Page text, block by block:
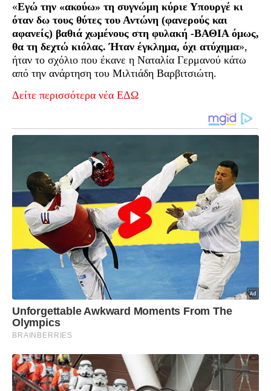
«Εγώ την «ακούω» τη συγνώμη κύριε Υπουργέ κι
όταν δω τους θύτες του Αντώνη (φανερούς και
αφανείς) βαθιά χωμένους στη φυλακή -ΒΑΘΙΑ όμως,
θα τη δεχτώ κιόλας. Ήταν έγκλημα, όχι ατύχημα»,
ήταν το σχόλιο που έκανε η Ναταλία Γερμανού κάτω
από την ανάρτηση του Μιλτιάδη Βαρβιτσιώτη.
Δείτε περισσότερα νέα ΕΔΩ